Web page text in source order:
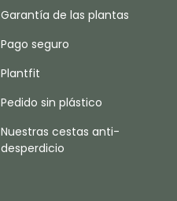
Garantía de las plantas
Pago seguro
Plantfit
Pedido sin plástico
Nuestras cestas anti-
desperdicio